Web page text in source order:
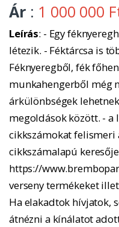
Ár : 1 000 000
Leírás: - Egy
létezik. - Féktárcsa is
Féknyeregből, fék
munkahengerből még
árkülönbségek
megoldások között. - a
cikkszámokat felismeri
cikkszámalapú
https://
verseny termékeket
Ha elakadtok hívjatok,
átnézni a kínálatot